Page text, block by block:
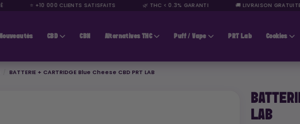
⭐ +10 000 CLIENTS SATISFAITS 🌿 THC < 0.3% GARANTI 🚚 LIVRAISON GRATUITE
Nouveautés CBD CBN Alternatives THC Puff / Vape PRT Lab Cookies
BATTERIE + CARTRIDGE Blue Cheese CBD PRT LAB
LAB